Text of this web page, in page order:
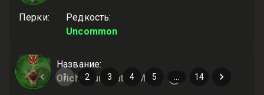
Перки:
Редкость:
Uncommon
Название:
Orichalcum Battle Medal
1 2 3 4 5 14